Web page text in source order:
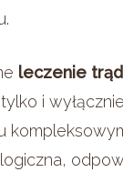
leczenie
i